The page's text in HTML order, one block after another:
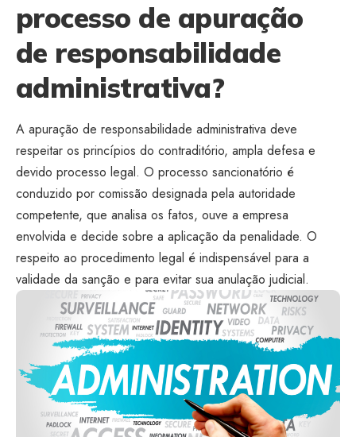
processo de apuração
de responsabilidade
administrativa?
A apuração de responsabilidade administrativa deve
respeitar os princípios do contraditório, ampla defesa e
devido processo legal. O processo sancionatório é
conduzido por comissão designada pela autoridade
competente, que analisa os fatos, ouve a empresa
envolvida e decide sobre a aplicação da penalidade. O
respeito ao procedimento legal é indispensável para a
validade da sanção e para evitar sua anulação judicial.